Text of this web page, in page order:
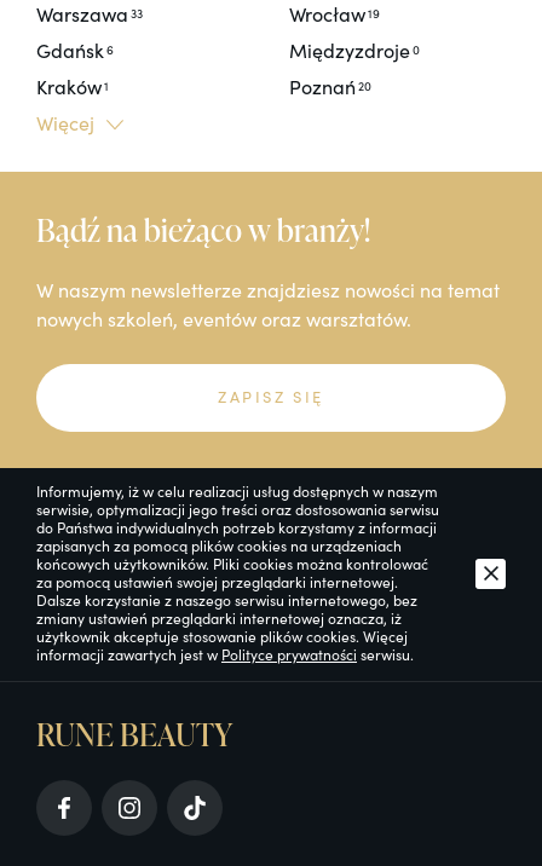
Warszawa 33 Wrocław19
Gdańsk 6 Międzyzdroje0
Kraków1 Poznań 20
Więcej
Bądź na bieżąco w branży!
W naszym newsletterze znajdziesz nowości na temat
nowych szkoleń, eventów oraz warsztatów.
ZAPISZ SIĘ
Informujemy, iż w celu realizacji usług dostępnych w naszym
serwisie, optymalizacji jego treści oraz dostosowania serwisu
do Państwa indywidualnych potrzeb korzystamy z informacji
zapisanych za pomocą plików cookies na urządzeniach
końcowych użytkowników. Pliki cookies można kontrolować
za pomocą ustawień swojej przeglądarki internetowej.
Dalsze korzystanie z naszego serwisu internetowego, bez
zmiany ustawień przeglądarki internetowej oznacza, iż
użytkownik akceptuje stosowanie plików cookies. Więcej
informacji zawartych jest w Polityce prywatności serwisu.
RUNE BEAUTY